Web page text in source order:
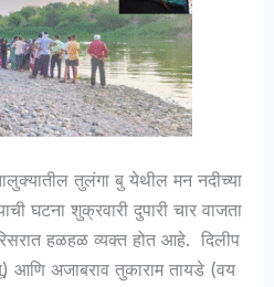
तुलंगा बु येथील मन नदीच्या
घटना शुक्रवारी दुपारी चार वाजता
हळहळ व्यक्त होत आहे. दिलीप
अजाबराव तुकाराम तायडे (वय